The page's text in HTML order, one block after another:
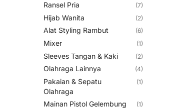
Ransel Pria (7)
Hijab Wanita (2)
Alat Styling Rambut (6)
Mixer (1)
Sleeves Tangan & Kaki (2)
Olahraga Lainnya (4)
Pakaian & Sepatu
Olahraga
(1)
Mainan Pistol Gelembung
(1)